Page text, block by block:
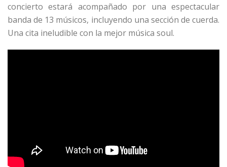
concierto estará acompañado por una espectacular
banda de 13 músicos, incluyendo una sección de cuerda.
Una cita ineludible con la mejor música soul.